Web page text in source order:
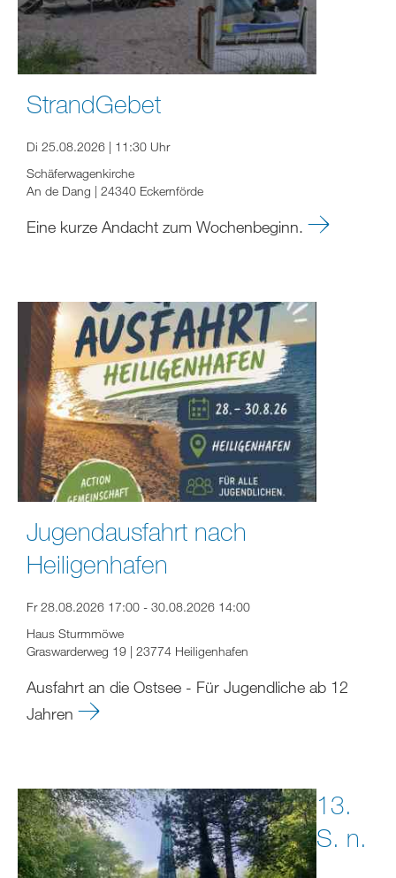
StrandGebet
Di 25.08.2026 | 11:30 Uhr
Schäferwagenkirche
An de Dang | 24340 Eckernförde
Eine kurze Andacht zum Wochenbeginn.
Jugendausfahrt nach
Heiligenhafen
Fr 28.08.2026 17:00 - 30.08.2026 14:00
Haus Sturmmöwe
Graswarderweg 19 | 23774 Heiligenhafen
Ausfahrt an die Ostsee - Für Jugendliche ab 12
Jahren
13.
S. n.